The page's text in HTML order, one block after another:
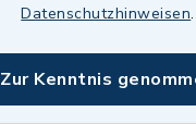
Datenschutzhinweisen.
Zur Kenntnis
Impressum